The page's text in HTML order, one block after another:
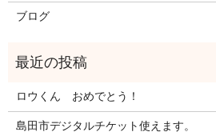
ブログ
ロウくん おめでとう！
島田市デジタルチケット使えます。